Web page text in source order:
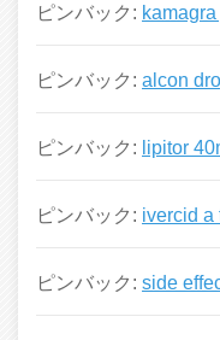
ピンバック:
ピンバック: alcon
ピンバック: lipitor
ピンバック: ivercid a
ピンバック: side